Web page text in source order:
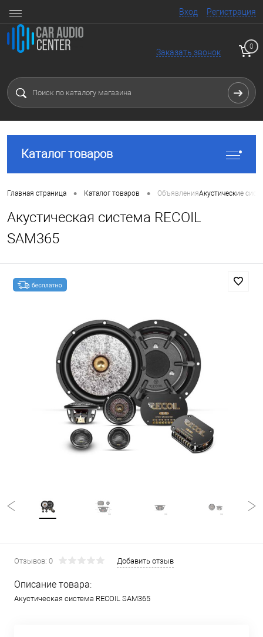
Вход Регистрация
Заказать звонок
0
Каталог товаров
Главная страница • Каталог товаров • ОбъявленияАкустические
Акустическая система RECOIL
SAM365
Отзывов: 0 Добавить отзыв
Описание товара:
Акустическая система RECOIL SAM365